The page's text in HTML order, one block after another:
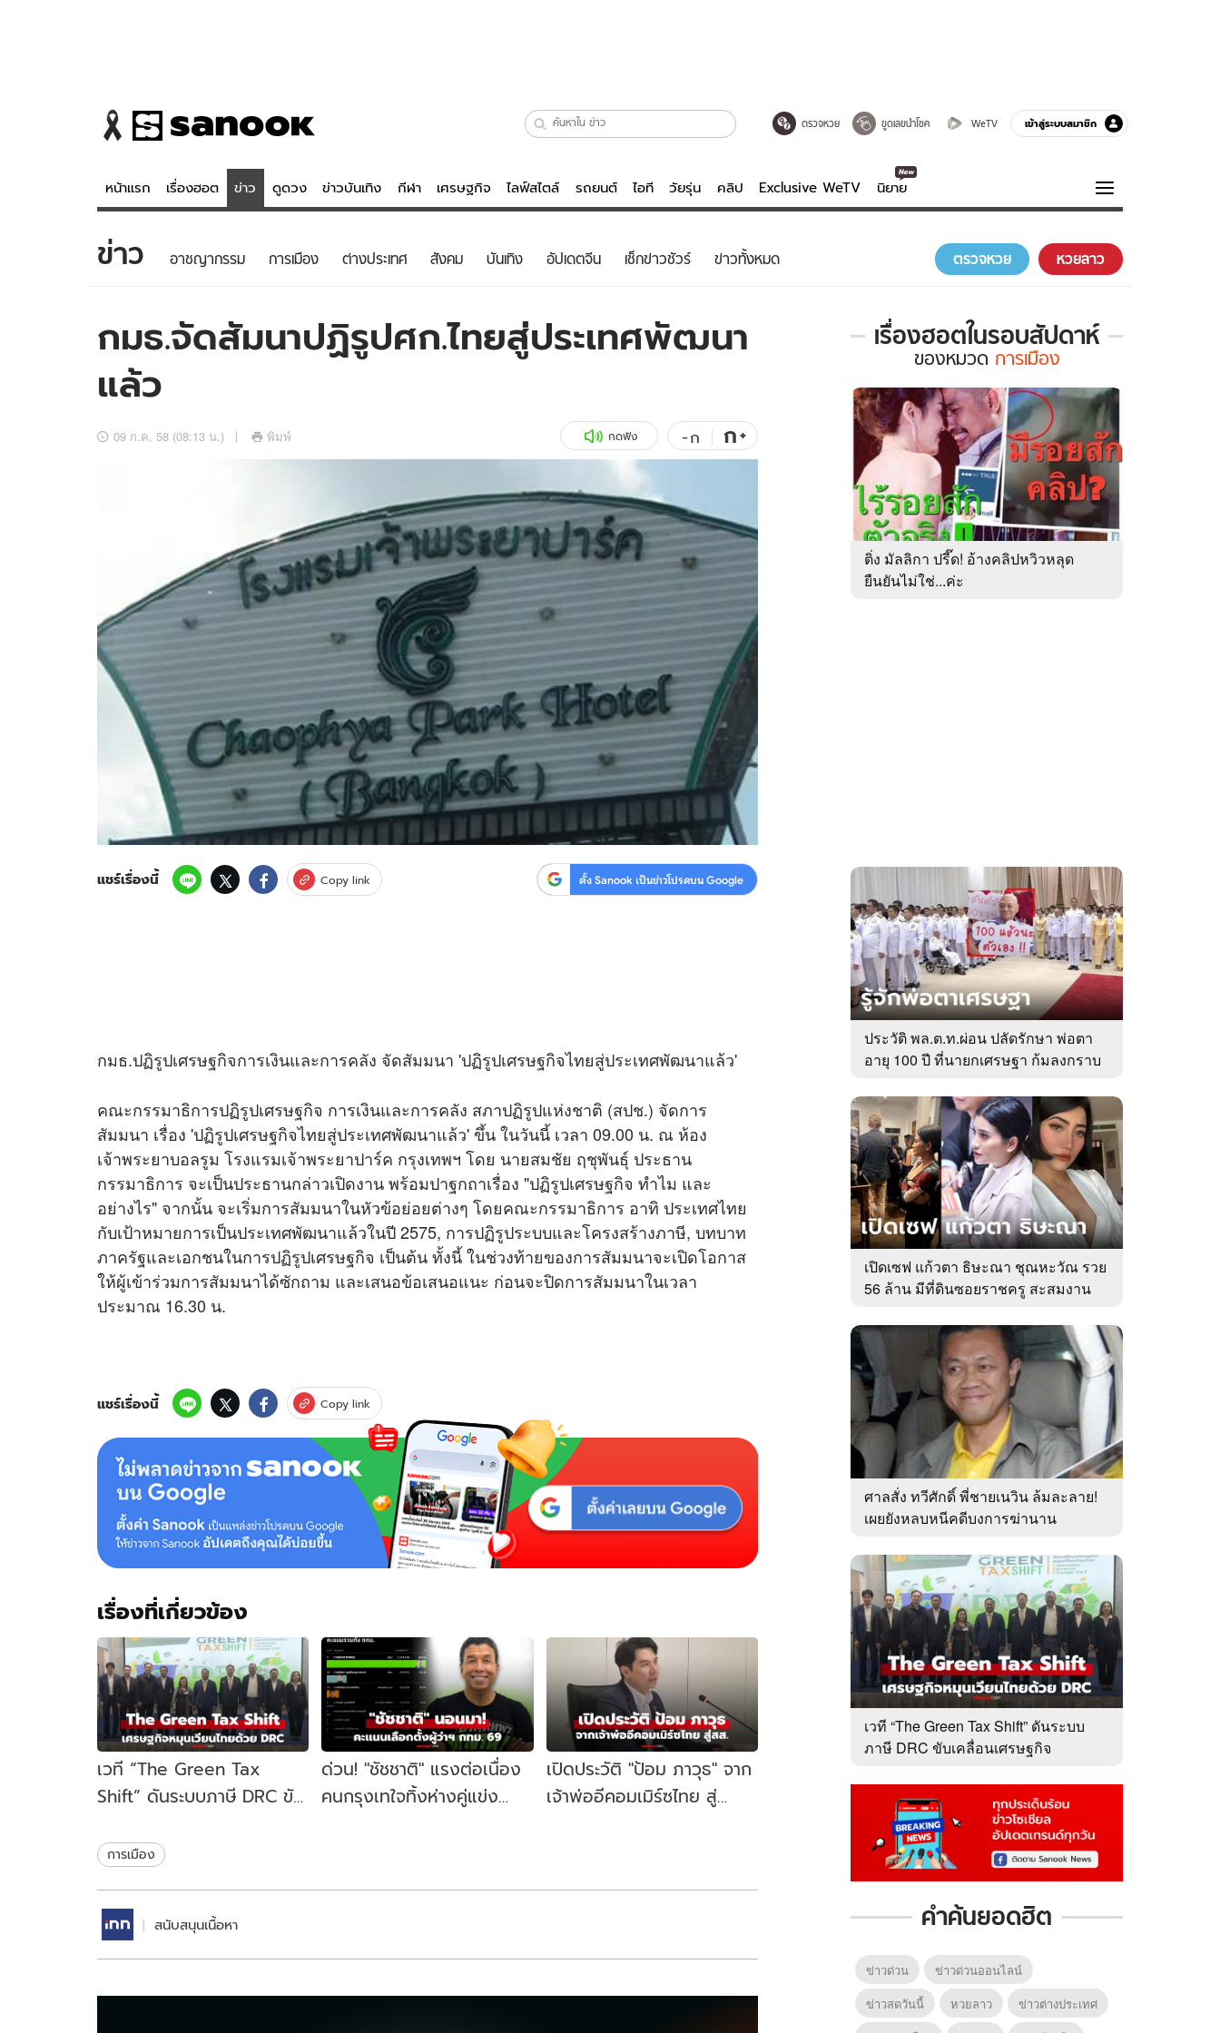
ตรวจหวย ขูดเลขนำโชค WeTV เข้าสู่ระบบสมาชิก
หน้าแรก เรื่องฮอต ข่าว ดูดวง ข่าวบันเทิง กีฬา เศรษฐกิจ ไลฟ์สไตล์ รถยนต์ ไอที วัยรุ่น คลิป Exclusive WeTV นิยาย
ข่าว
ข่าวบันเทิง
ข่าวกีฬา
ข่าวเศรษฐกิจ
อัปเดตจีน
ดูดวง - ตรวจหวย
สถิติหวยไทย
ไลฟ์สไตล์
วัยรุ่น
สุขภาพ
เที่ยว-กิน
Tasteful Thailand
Sanook Choice
บันเทิงครบรส
เกมส์
ดูทีวี
WeTV
นิยาย
ความรู้รอบตัว
ฮาวทู
ดาวน์โหลดสนุกแอปฟรี ติดตามสนุกโซเชียลได้ที่
สงวนลิขสิทธิ์ © บริษัท อิมเมจ ฟิวเจอร์ (ประเทศไทย) จำกัด
ข่าว อาชญากรรม การเมือง ต่างประเทศ สังคม บันเทิง อัปเดตจีน เช็กข่าวชัวร์ ข่าวทั้งหมด ตรวจหวย หวยลาว
กมธ.จัดสัมนาปฏิรูปศก.ไทยสู่ประเทศพัฒนา
แล้ว
09 ก.ค. 58 (08:13 น.) พิมพ์ กดฟัง -ก ก+
แชร์เรื่องนี้ Copy link ตั้ง Sanook เป็นข่าวโปรดบน Google
กมธ.ปฏิรูปเศรษฐกิจการเงินและการคลัง จัดสัมมนา 'ปฏิรูปเศรษฐกิจไทยสู่ประเทศพัฒนาแล้ว'
คณะกรรมาธิการปฏิรูปเศรษฐกิจ การเงินและการคลัง สภาปฏิรูปแห่งชาติ (สปช.) จัดการ
สัมมนา เรื่อง 'ปฏิรูปเศรษฐกิจไทยสู่ประเทศพัฒนาแล้ว' ขึ้น ในวันนี้ เวลา 09.00 น. ณ ห้อง
เจ้าพระยาบอลรูม โรงแรมเจ้าพระยาปาร์ค กรุงเทพฯ โดย นายสมชัย ฤชุพันธุ์ ประธาน
กรรมาธิการ จะเป็นประธานกล่าวเปิดงาน พร้อมปาฐกถาเรื่อง "ปฏิรูปเศรษฐกิจ ทำไม และ
อย่างไร" จากนั้น จะเริ่มการสัมมนาในหัวข้อย่อยต่างๆ โดยคณะกรรมาธิการ อาทิ ประเทศไทย
กับเป้าหมายการเป็นประเทศพัฒนาแล้วในปี 2575, การปฏิรูประบบและโครงสร้างภาษี, บทบาท
ภาครัฐและเอกชนในการปฏิรูปเศรษฐกิจ เป็นต้น ทั้งนี้ ในช่วงท้ายของการสัมมนาจะเปิดโอกาส
ให้ผู้เข้าร่วมการสัมมนาได้ซักถาม และเสนอข้อเสนอแนะ ก่อนจะปิดการสัมมนาในเวลา
ประมาณ 16.30 น.
แชร์เรื่องนี้ Copy link
เรื่องที่เกี่ยวข้อง
เวที “The Green Tax
Shift” ดันระบบภาษี DRC ขับ
ไทย
ด่วน! "ชัชชาติ" แรงต่อเนื่อง
คนกรุงเทใจทิ้งห่างคู่แข่ง
เปิดประวัติ "ป้อม ภาวุธ" จาก
เจ้าพ่ออีคอมเมิร์ซไทย สู่
การเมือง
สนับสนุนเนื้อหา
เรื่องฮอตในรอบสัปดาห์
เรื่อง
ใน
รอบ
สัปดาห์
ของ
หมวด
การเมือง
ของหมวด การเมือง
ติ่ง มัลลิกา ปรี๊ด! อ้างคลิปหวิวหลุด
ยืนยันไม่ใช่...ค่ะ
ประวัติ พล.ต.ท.ผ่อน ปลัดรักษา พ่อตา
อายุ 100 ปี ที่นายกเศรษฐา ก้มลงกราบ
เปิดเซฟ แก้วตา ธิษะณา ชุณหะวัณ รวย
56 ล้าน มีที่ดินซอยราชครู สะสมงาน
ศาลสั่ง ทวีศักดิ์ พี่ชายเนวิน ล้มละลาย!
เผยยังหลบหนีคดีบงการฆ่านาน
เวที “The Green Tax Shift” ดันระบบ
ภาษี DRC ขับเคลื่อนเศรษฐกิจ
คำค้นยอดฮิต
ข่าวด่วน
ข่าวด่วนออนไลน์
ข่าวสดวันนี้
หวยลาว
ข่าวต่างประเทศ